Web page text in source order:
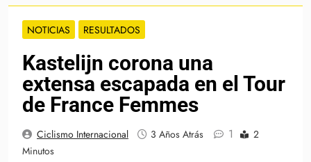
NOTICIAS RESULTADOS
Kastelijn corona una
extensa escapada en el Tour
de France Femmes
Ciclismo Internacional 3 Años Atrás 1
2
Minutos